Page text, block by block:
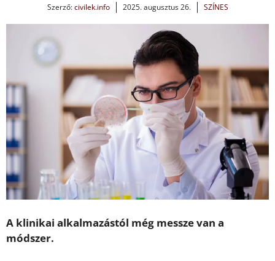
Szerző:civilek.info 2025. augusztus 26. SZÍNES
A klinikai alkalmazástól még messze van a
módszer.